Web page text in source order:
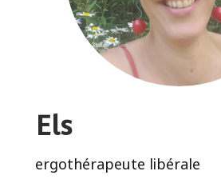
Els
ergothérapeute libérale